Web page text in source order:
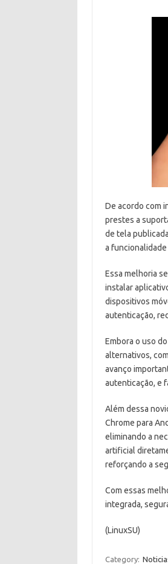
De acordo com
prestes a
de tela
a
Essa melhoria
instalar
dispositivos
autenticação,
Embora o uso
alternativos,
avanço
autenticação, e
Além dessa
Chrome para
eliminando a
artificial
reforçando a
Com essas
integrada,
(LinuxSU)
Category: